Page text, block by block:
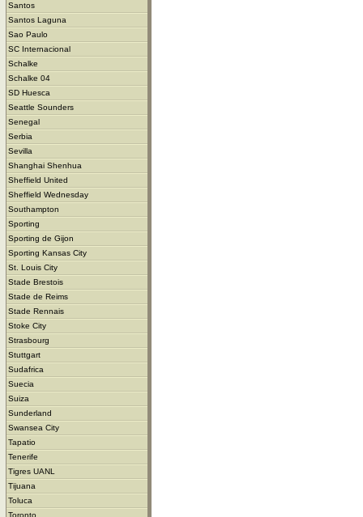
Santos
Santos Laguna
Sao Paulo
SC Internacional
Schalke
Schalke 04
SD Huesca
Seattle Sounders
Senegal
Serbia
Sevilla
Shanghai Shenhua
Sheffield United
Sheffield Wednesday
Southampton
Sporting
Sporting de Gijon
Sporting Kansas City
St. Louis City
Stade Brestois
Stade de Reims
Stade Rennais
Stoke City
Strasbourg
Stuttgart
Sudafrica
Suecia
Suiza
Sunderland
Swansea City
Tapatio
Tenerife
Tigres UANL
Tijuana
Toluca
Toronto